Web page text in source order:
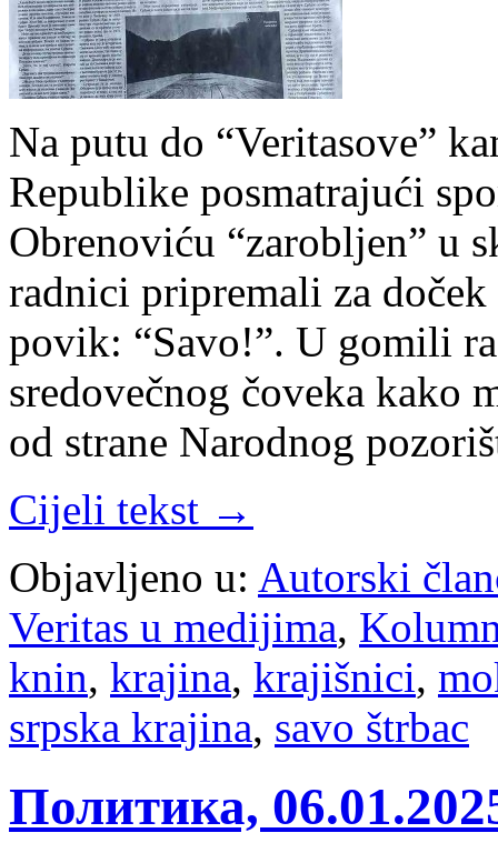
Na putu do “Veritasove”
Republike posmatrajući
Obrenoviću “zarobljen” u
radnici pripremali za
povik: “Savo!”. U gomili
sredovečnog čoveka kako
od strane Narodnog
Cijeli tekst →
Objavljeno u: Autorski
Veritas u medijima,
knin, krajina, krajišnici,
srpska krajina, savo štrbac
Политика,